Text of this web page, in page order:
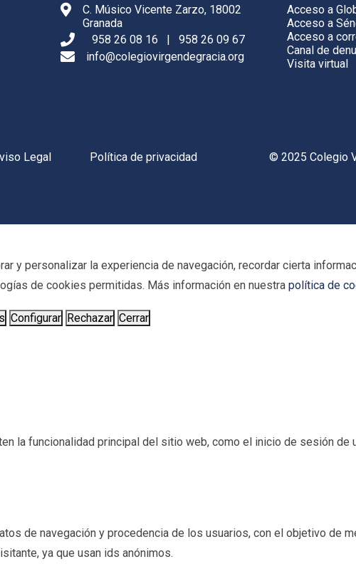
C. Músico Vicente Zarzo, 18002
Granada
958 26 08 16
|
958 26 09 67
info@colegiovirgendegracia.org
Acceso a
Acceso a
Acceso a
Canal de
Visita virtual
Legal Política de privacidad © 2025 Colegio
y personalizar la experiencia de navegación, recordar cierta
de cookies permitidas. Más información en nuestra política de
Configurar Rechazar Cerrar
la funcionalidad principal del sitio web, como el inicio de sesión
de navegación y procedencia de los usuarios, con el objetivo
ya que usan ids anónimos.